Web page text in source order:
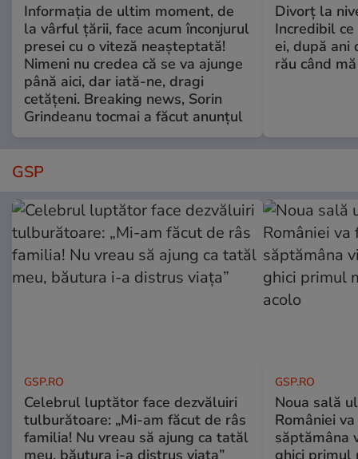
Informația de ultim moment, de
la vârful țării, face acum înconjurul
presei cu o viteză neașteptată!
Nimeni nu credea că se va ajunge
până aici, dar iată-ne, dragi
cetățeni. Breaking news, Sorin
Grindeanu tocmai a făcut anunțul
Divorț la
Incredibil
ei, după ani
rău când
GSP
GSP.RO
Celebrul luptător face dezvăluiri
tulburătoare: „Mi-am făcut de râs
familia! Nu vreau să ajung ca tatăl
GSP.RO
Noua sală
României
săptămâna